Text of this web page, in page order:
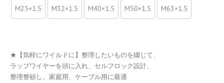
M25×1.5 M32×1.5 M40×1.5 M50×1.5 M63×1.5
★【気軽にワイルドに】整理したいものを綴じて、
ラップワイヤーを頭に入れ、セルフロック設計、
整理整頓し、家庭用、ケーブル用に最適